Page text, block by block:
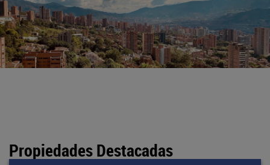
Propiedades Destacadas